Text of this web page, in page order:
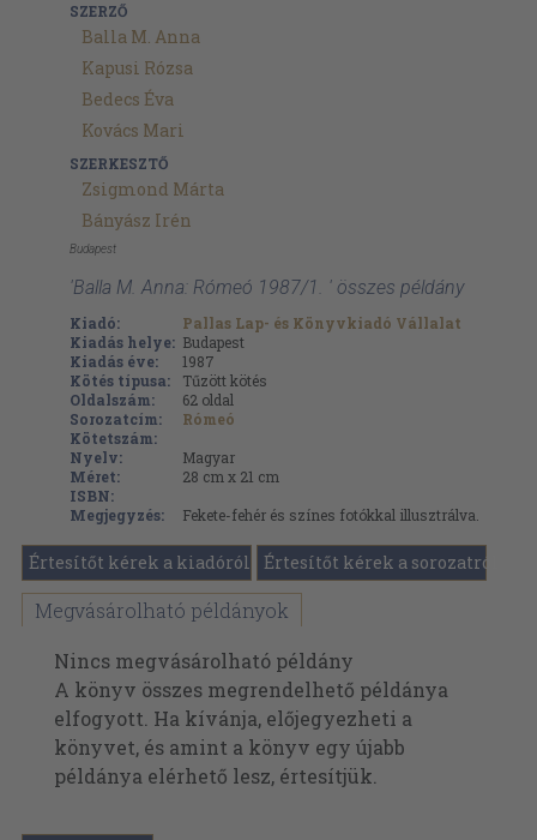
SZERZŐ
Balla M. Anna
Kapusi Rózsa
Bedecs Éva
Kovács Mari
SZERKESZTŐ
Zsigmond Márta
Bányász Irén
Budapest
'Balla M. Anna: Rómeó 1987/1. ' összes példány
Kiadó:
Pallas Lap- és Könyvkiadó Vállalat
Kiadás helye: Budapest
Kiadás éve:
1987
Kötés típusa:
Tűzött kötés
Oldalszám:
62 oldal
Sorozatcím:
Rómeó
Kötetszám:
Nyelv:
Magyar
Méret:
28 cm x 21 cm
ISBN:
Megjegyzés:
Fekete-fehér és színes fotókkal illusztrálva.
Értesítőt kérek a kiadóról Értesítőt kérek a sorozatról
Megvásárolható példányok
Nincs megvásárolható példány
A könyv összes megrendelhető példánya
elfogyott. Ha kívánja, előjegyezheti a
könyvet, és amint a könyv egy újabb
példánya elérhető lesz, értesítjük.